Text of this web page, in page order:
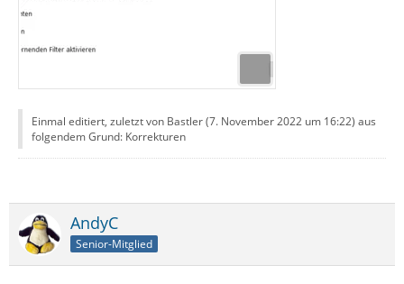
Einmal editiert, zuletzt von Bastler (7. November 2022 um 16:22) aus
folgendem Grund: Korrekturen
AndyC
Senior-Mitglied